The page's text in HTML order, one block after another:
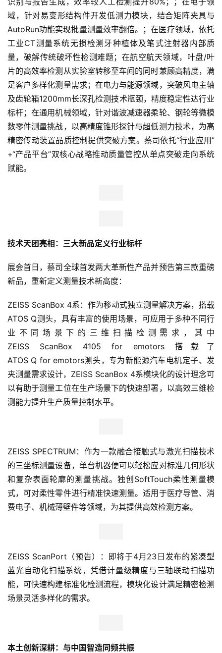
首
页
业
域，针对易变形结构件开发低测力模块，结合矩阵夹具与
AutoRun功能实现批量测量效率翻倍。；在医疗领域，依托
工业CT测量系统无损检测牙种植体及笔式注射器内部质
量，破解传统破坏性检测难题；在航空航天领域，叶盘/叶
片的高效率检测从实验室转移至车间的同时兼顾高精度，满
足客户多样化测量需求；在电力与能源领域，突破风电主轴
及齿轮箱1200mm长深孔检测技术瓶颈，精度稳定性达行业
标杆；在通用机械领域，针对谐波减速器柔轮、钢轮等微模
数零件测量挑战，以高精度锥形探针与超低测力技术，为高
精密传动装置品质控制提供突破方案。蔡司依托“行业应用”
+“产品平台”双核心战略推动质量管控从单点突破走向系统
赋能。
技术天团亮相：三大新品定义行业标杆
展会首日，蔡司全球首发两大革新性产品并预告第三款重磅
新品，重新定义测量技术新高度：
ZEISS ScanBox 4系：作为移动式独立测量解决方案，搭载
ATOS Q测头，具有丰富的使用场景，可应用于多种不同行
业不同场景下的三维扫描检测需求，其中
ZEISS ScanBox 4105 for emotors 搭载了
ATOS Q for emotors测头，专为新能源汽车电机定子、发
夹测量需求设计，ZEISS ScanBox 4系模块化的设计理念可
以有助于测量工位在生产场景下的快速部署，以高效三维检
测能力提升生产质量控制水平。
ZEISS SPECTRUM：作为一款融合接触式与激光扫描技术
的三坐标测量设备，单台机器便可以轻松应对标准几何形状
和复杂表面轮廓的测量挑战。独创SoftTouch柔性测量模
式，可对柔性零件进行精准快速测量。适用于医疗导管、消
费电子、机械薄壁件等领域，为其提供高效检测方案。
ZEISS ScanPort（预告）：即将于4月23日发布的紧凑型
蓝光自动化扫描系统，凭借计量级精度与三轴联动扫描功
能，可快速构建标准化检测流程，模块化设计满足精密检测
场景灵活多样化的需求。
本土创新深耕：与中国智造同频共振